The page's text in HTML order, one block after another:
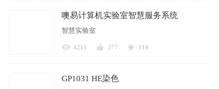
噢易计算机实验室智慧服务系统
智慧实验室
4211 377 116
GP1031 HE染色